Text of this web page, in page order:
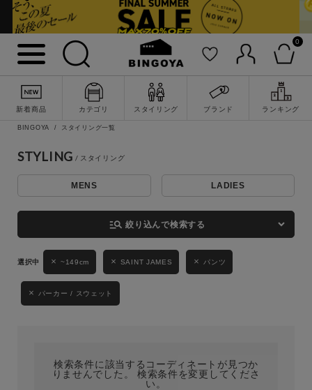
0
新着商品 カテゴリ スタイリング ブランド ランキング
詳細検索
キーワード
性別
MENS LADIES
BINGOYA スタイリング一覧
STYLING
MENS LADIES
manage_search 絞り込んで検索する
~149cm SAINT JAMES パンツ
パーカー / スウェット
検索条件に該当するコーディネートが見つか
りませんでした。 検索条件を変更してくださ
い。